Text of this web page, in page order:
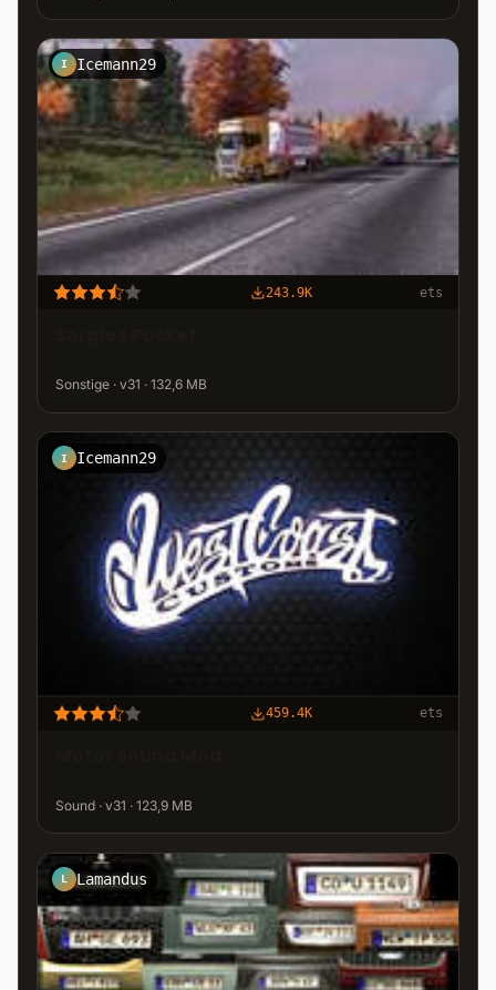
I Icemann29
243.9K ets
Sonstige · v31 · 132,6 MB
I Icemann29
459.4K ets
Sound · v31 · 123,9 MB
L Lamandus